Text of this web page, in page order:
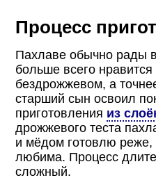
Процесс
Пахлаве обычно рады
больше всего
бездрожжевом, а
старший сын освоил
приготовления из
дрожжевого теста
и мёдом готовлю реже,
любима. Процесс
сложный.